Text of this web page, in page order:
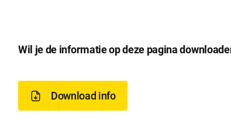
D
o
Wil je de informatie op deze pagina
Download info